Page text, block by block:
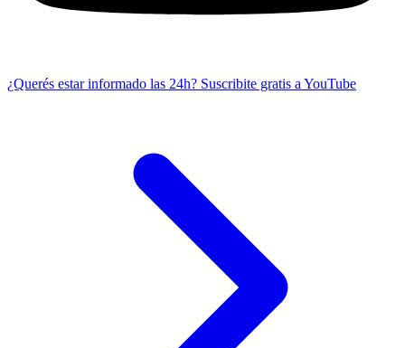
¿Querés estar informado las 24h? Suscribite gratis a YouTube